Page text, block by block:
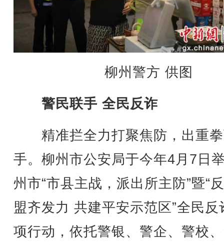
柳州警方 供图
警民联手 全民反诈
精准拦全力打聚焦防，出重
手。柳州市公安局于今年4月7日
州市“市县主战，派出所主防”暨“
盟齐发力 共建平安示范区”全民反
项行动，依托警银、警企、警校